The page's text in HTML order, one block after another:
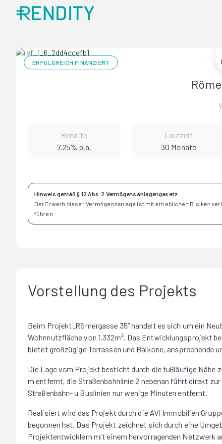
ERFOLGREICH FINANZIERT
Rendite
7.25% p.a.
Laufzeit
30 Monate
Hinweis gemäß § 12 Abs. 2 Vermögensanlagengesetz
Der Erwerb dieser Vermögensanlage ist mit erheblichen Risiken
führen.
Vorstellung des Projekts
Beim Projekt „Römergasse 35“ handelt es sich um ein
Wohnnutzfläche von 1.332m². Das Entwicklungsprojekt
bietet großzügige Terrassen und Balkone, ansprechende
Die Lage vom Projekt besticht durch die fußläufige
m entfernt, die Straßenbahnlinie 2 nebenan führt direkt
Straßenbahn- u Buslinien nur wenige Minuten entfernt.
Realisiert wird das Projekt durch die AVI Immobilien
begonnen hat. Das Projekt zeichnet sich durch eine
Projektentwicklern mit einem hervorragenden Netzwerk